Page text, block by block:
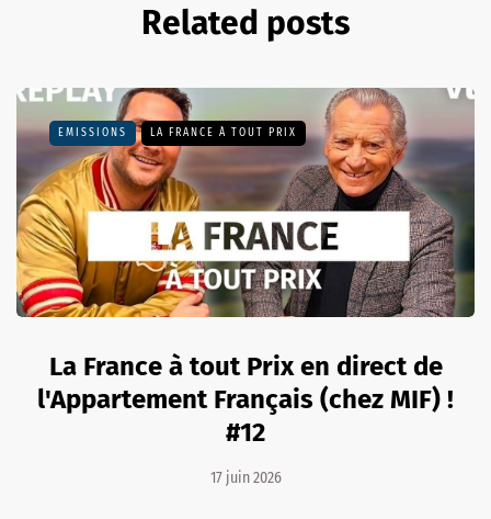
Related posts
EMISSIONS LA FRANCE À TOUT PRIX
La France à tout Prix en direct de
l'Appartement Français (chez MIF) !
#12
17 juin 2026